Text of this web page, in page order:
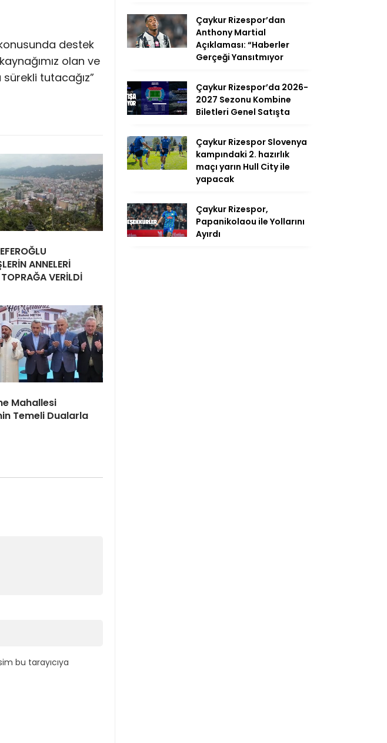
destek
olan ve
sürekli tutacağız”
ANNELERİ
TOPRAĞA VERİLDİ
Mahallesi
Temeli Dualarla
bu tarayıcıya
Çaykur Rizespor’dan
Anthony Martial
Açıklaması: “Haberler
Gerçeği Yansıtmıyor
Çaykur Rizespor’da 2026-
2027 Sezonu Kombine
Biletleri Genel Satışta
Çaykur Rizespor Slovenya
kampındaki 2. hazırlık
maçı yarın Hull City ile
yapacak
Çaykur Rizespor,
Papanikolaou ile Yollarını
Ayırdı